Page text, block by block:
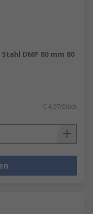
DMP 80 mm 80
€ 4,97/Stück